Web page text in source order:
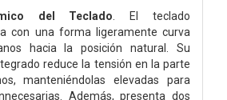
del Teclado . El teclado
con una forma ligeramente curva
hacia la posición natural. Su
reduce la tensión en la parte
manteniéndolas elevadas para
Además, presenta dos